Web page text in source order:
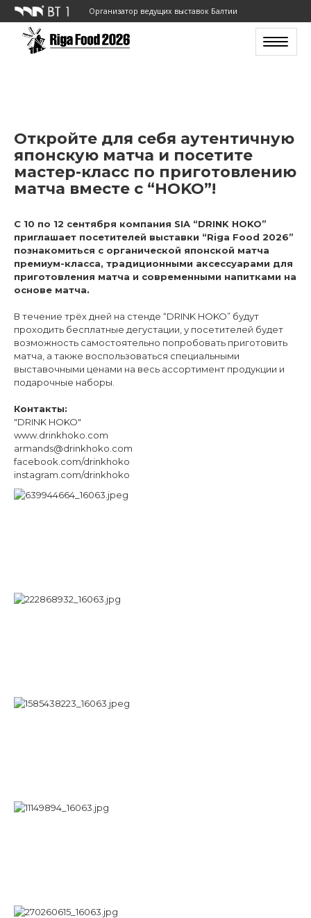
Организатор ведущих выставок Балтии
Toggle
Откройте для себя аутентичную
японскую матча и посетите
мастер-класс по приготовлению
матча вместе с “HOKO”!
С 10 по 12 сентября компания SIA “DRINK HOKO”
приглашает посетителей выставки “Riga Food 2026”
познакомиться с органической японской матча
премиум-класса, традиционными аксессуарами для
приготовления матча и современными напитками на
основе матча.
В течение трёх дней на стенде “DRINK HOKO” будут
проходить бесплатные дегустации, у посетителей будет
возможность самостоятельно попробовать приготовить
матча, а также воспользоваться специальными
выставочными ценами на весь ассортимент продукции и
подарочные наборы.
Контакты:
"DRINK HOKO"
www.drinkhoko.com
armands@drinkhoko.com
facebook.com/drinkhoko
instagram.com/drinkhoko